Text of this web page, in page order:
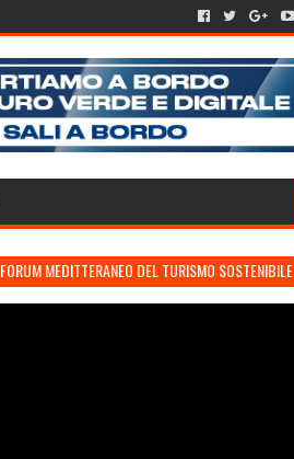
FORUM MEDITTERANEO DEL TURISMO SOSTENIBILE